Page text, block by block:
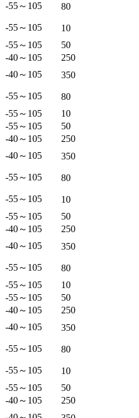
-55～105 80
-55～105
10
-55～105
50
-40～105
250
-40～105 350
-55～105
80
-55～105
10
-55～105
50
-40～105
250
-40～105 350
-55～105 80
-55～105
10
-55～105
50
-40～105
250
-40～105 350
-55～105
80
-55～105
10
-55～105
50
-40～105
250
-40～105 350
-55～105 80
-55～105
10
-55～105
50
-40～105
250